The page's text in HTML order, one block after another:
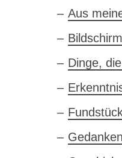
Aus
Dinge,
Gedanken